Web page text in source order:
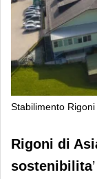
Stabilimento Rigoni
Rigoni di
di
Rigoni di
sostenibilita